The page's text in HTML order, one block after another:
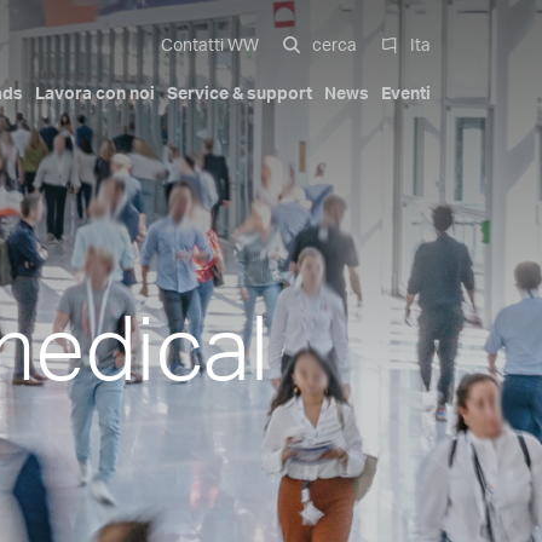
Contatti WW cerca Ita
Italiano
English
Deutsch
Español
中文
bracci
Soluzioni Compatte
Attuatori idraulici
Serie Iniettori Pa Full Compact
Ugelli avvitati rastremati
Compact Stack Mold
cavità
multi-
Automotive exterior
Mobilità
Giardinaggio
La nostra storia
Trademarks
Certificazioni
Patents
Lavora con noi Service & support News Eventi